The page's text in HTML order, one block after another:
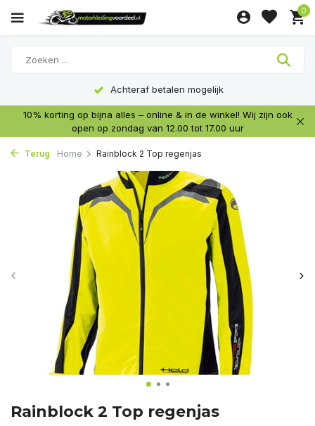
0
Achteraf betalen mogelijk
10% korting op bijna alles – online & in de winkel! Wij zijn ook
open op zondag van 12.00 tot 17.00 uur
Terug Home Rainblock 2 Top regenjas
Rainblock 2 Top regenjas